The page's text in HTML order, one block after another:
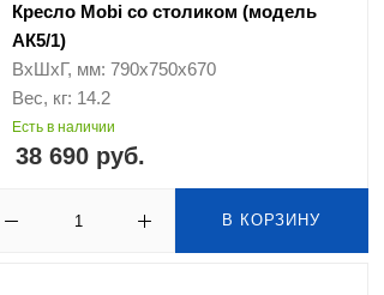
Кресло Mobi со столиком (модель
АК5/1)
ВхШхГ, мм: 790х750х670
Вес, кг: 14.2
Есть в наличии
38 690 руб.
В КОРЗИНУ